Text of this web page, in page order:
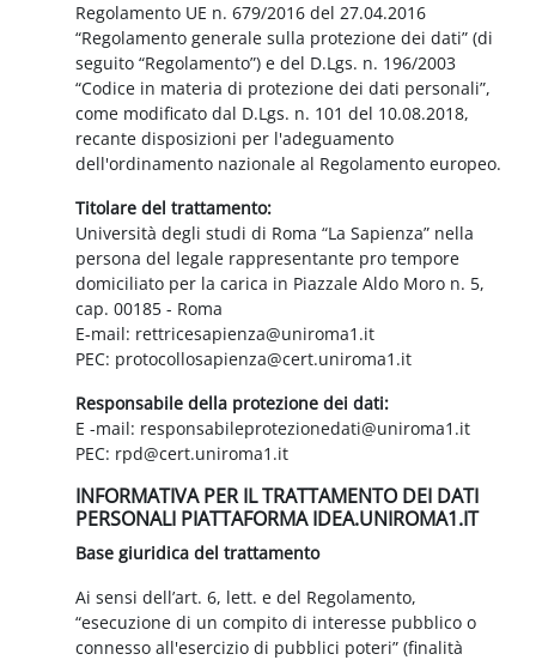
Regolamento UE n. 679/2016 del 27.04.2016
“Regolamento generale sulla protezione dei dati” (di
seguito “Regolamento”) e del D.Lgs. n. 196/2003
“Codice in materia di protezione dei dati personali”,
come modificato dal D.Lgs. n. 101 del 10.08.2018,
recante disposizioni per l'adeguamento
dell'ordinamento nazionale al Regolamento europeo.
Titolare del trattamento:
Università degli studi di Roma “La Sapienza” nella
persona del legale rappresentante pro tempore
domiciliato per la carica in Piazzale Aldo Moro n. 5,
cap. 00185 - Roma
E-mail: rettricesapienza@uniroma1.it
PEC: protocollosapienza@cert.uniroma1.it
Responsabile della protezione dei dati:
E -mail: responsabileprotezionedati@uniroma1.it
PEC: rpd@cert.uniroma1.it
INFORMATIVA PER IL TRATTAMENTO DEI DATI
PERSONALI PIATTAFORMA IDEA.UNIROMA1.IT
Base giuridica del trattamento
Ai sensi dell’art. 6, lett. e del Regolamento,
“esecuzione di un compito di interesse pubblico o
connesso all'esercizio di pubblici poteri” (finalità